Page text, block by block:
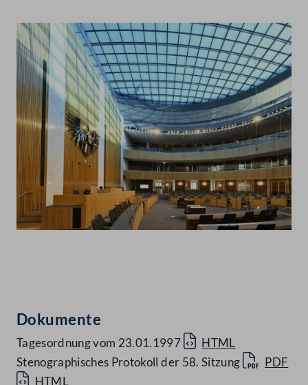
Dokumente
Tagesordnung vom 23.01.1997
HTML
Stenographisches Protokoll der 58. Sitzung
PDF
HTML